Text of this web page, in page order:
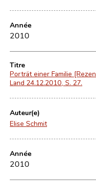
Année
2010
Titre
Porträt einer Familie
Land 24.12.2010, S. 27.
Auteur(e)
Elise Schmit
Année
2010